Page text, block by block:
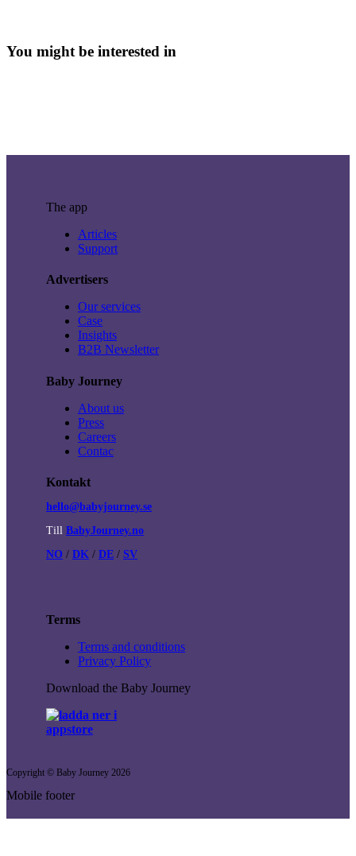
You might be interested in
The app
Articles
Support
Advertisers
Our services
Case
Insights
B2B Newsletter
Baby Journey
About us
Press
Careers
Contac
Kontakt
hello@babyjourney.se
Till BabyJourney.no
NO / DK / DE / SV
Terms
Terms and conditions
Privacy Policy
Download the Baby Journey
Copyright © Baby Journey 2026
Mobile footer